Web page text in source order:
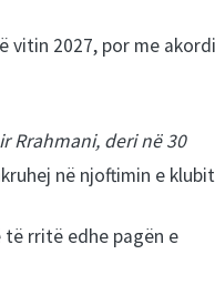
vitin 2027, por me
Rrahmani, deri në 30
në njoftimin e
rritë edhe pagën e